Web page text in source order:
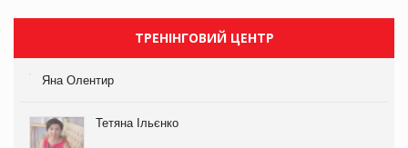
ТРЕНІНГОВИЙ ЦЕНТР
Яна Олентир
Тетяна Ільєнко